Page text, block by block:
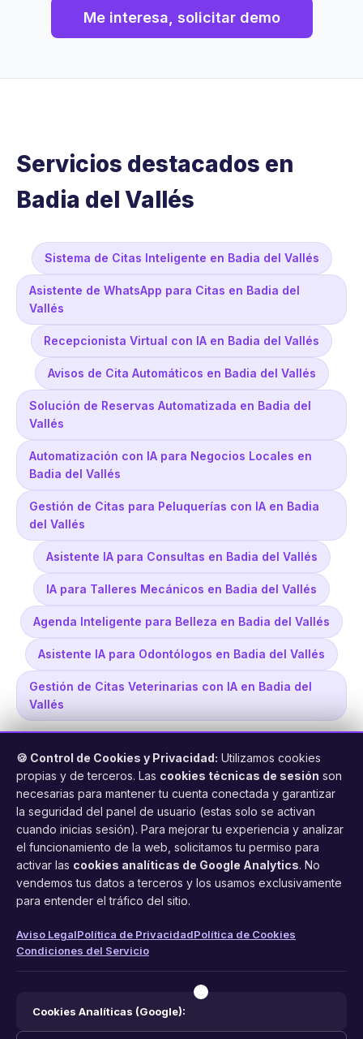
Me interesa, solicitar demo
Servicios destacados en
Badia del Vallés
Sistema de Citas Inteligente en Badia del Vallés
Asistente de WhatsApp para Citas en Badia del
Vallés
Recepcionista Virtual con IA en Badia del Vallés
Avisos de Cita Automáticos en Badia del Vallés
Solución de Reservas Automatizada en Badia del
Vallés
Automatización con IA para Negocios Locales en
Badia del Vallés
Gestión de Citas para Peluquerías con IA en Badia
del Vallés
Asistente IA para Consultas en Badia del Vallés
IA para Talleres Mecánicos en Badia del Vallés
Agenda Inteligente para Belleza en Badia del Vallés
Asistente IA para Odontólogos en Badia del Vallés
Gestión de Citas Veterinarias con IA en Badia del
Vallés
FacilCita
Asistente inteligente de citas por teléfono y WhatsApp.
Gestión profesional de agenda con IA para tu negocio.
Funciones
Aviso Legal
🍪 Control de Cookies y Privacidad: Utilizamos cookies
propias y de terceros. Las cookies técnicas de sesión son
necesarias para mantener tu cuenta conectada y garantizar
la seguridad del panel de usuario (estas solo se activan
cuando inicias sesión). Para mejorar tu experiencia y analizar
el funcionamiento de la web, solicitamos tu permiso para
activar las cookies analíticas de Google Analytics. No
vendemos tus datos a terceros y los usamos exclusivamente
para entender el tráfico del sitio.
Aviso LegalPolítica de PrivacidadPolítica de Cookies
Condiciones del Servicio
Cookies Analíticas (Google):